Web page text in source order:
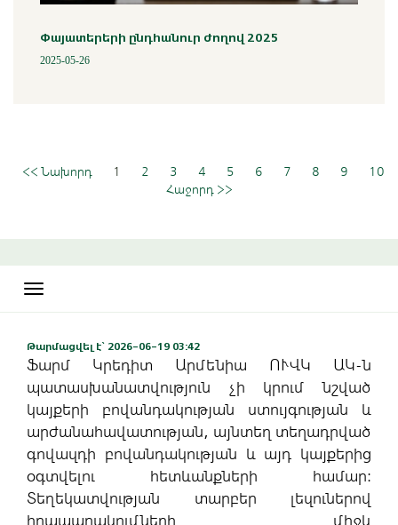
Փայատերերի ընդհանուր ժողով 2025
2025-05-26
<< Նախորդ 1 2 3 4 5 6 7 8 9
10
Հաջորդ >>
Toggle
Թարմացվել է` 2026-06-19 03:42
Ֆարմ Կրեդիտ Արմենիա ՈՒՎԿ ԱԿ-ն
պատասխանատվություն չի կրում նշված
կայքերի բովանդակության ստույգության և
արժանահավատության, այնտեղ տեղադրված
գովազդի բովանդակության և այդ կայքերից
օգտվելու հետևանքների համար:
Տեղեկատվության տարբեր լեզուներով
հրապարակումների միջև